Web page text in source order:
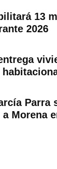
13
2026
Parra
Morena